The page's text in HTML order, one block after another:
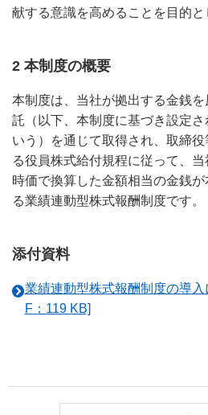
献する意識を高めることを目的と
2 本制度の概要
本制度は、当社が拠出する金銭
託（以下、本制度に基づき設定
いう）を通じて取得され、取締
る役員株式給付規程に従って、
時価で換算した金額相当の金銭
る業績連動型株式報酬制度です。
添付資料
業績連動型株式報酬制度の導
F：119 KB]